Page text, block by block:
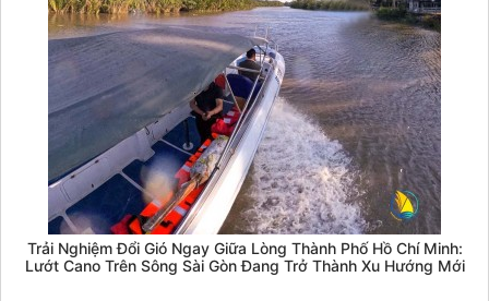
Trải Nghiệm Đổi Gió Ngay Giữa Lòng Thành Phố Hồ Chí Minh:
Lướt Cano Trên Sông Sài Gòn Đang Trở Thành Xu Hướng Mới